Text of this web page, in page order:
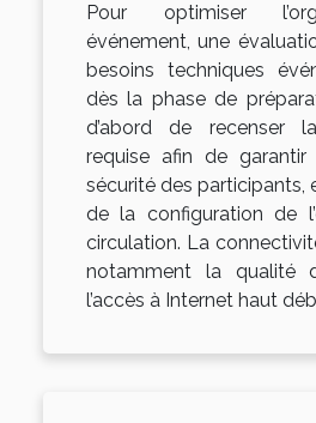
Pour optimiser
événement, une
besoins techniques
dès la phase de
d’abord de recenser
requise afin de
sécurité des participants,
de la configuration de
circulation. La
notamment la qualité
l’accès à Internet haut